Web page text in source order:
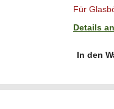
Für
Details
In den